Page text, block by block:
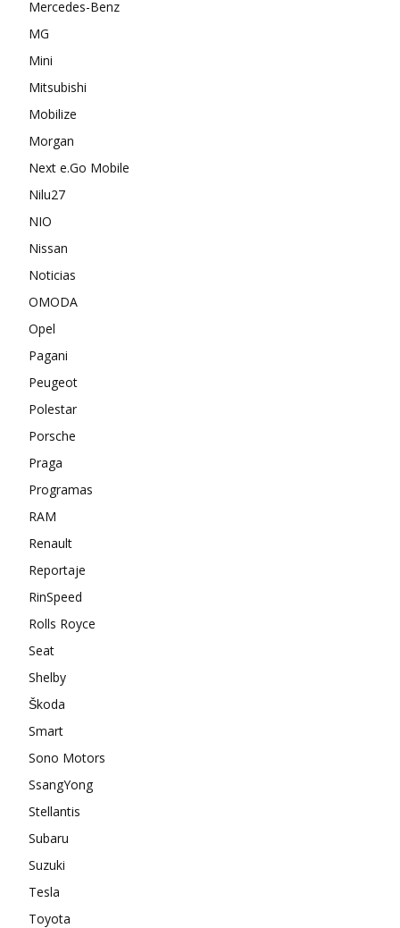
Mercedes-Benz
MG
Mini
Mitsubishi
Mobilize
Morgan
Next e.Go Mobile
Nilu27
NIO
Nissan
Noticias
OMODA
Opel
Pagani
Peugeot
Polestar
Porsche
Praga
Programas
RAM
Renault
Reportaje
RinSpeed
Rolls Royce
Seat
Shelby
Škoda
Smart
Sono Motors
SsangYong
Stellantis
Subaru
Suzuki
Tesla
Toyota